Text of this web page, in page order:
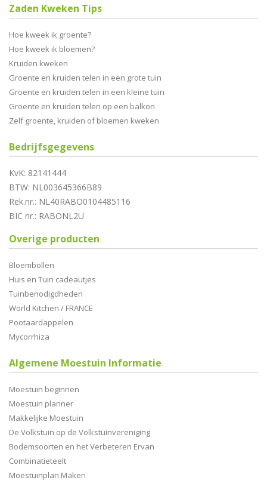
Zaden Kweken Tips
Hoe kweek ik groente?
Hoe kweek ik bloemen?
Kruiden kweken
Groente en kruiden telen in een grote tuin
Groente en kruiden telen in een kleine tuin
Groente en kruiden telen op een balkon
Zelf groente, kruiden of bloemen kweken
Bedrijfsgegevens
KvK: 82141444
BTW: NL003645366B89
Rek.nr.: NL40RABO0104485116
BIC nr.: RABONL2U
Overige producten
Bloembollen
Huis en Tuin cadeautjes
Tuinbenodigdheden
World Kitchen / FRANCE
Pootaardappelen
Mycorrhiza
Algemene Moestuin Informatie
Moestuin beginnen
Moestuin planner
Makkelijke Moestuin
De Volkstuin op de Volkstuinvereniging
Bodemsoorten en het Verbeteren Ervan
Combinatieteelt
Moestuinplan Maken